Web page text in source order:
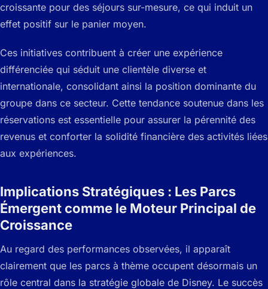
croissante pour des séjours sur-mesure, ce qui induit un
effet positif sur le panier moyen.
Ces initiatives contribuent à créer une expérience
différenciée qui séduit une clientèle diverse et
internationale, consolidant ainsi la position dominante du
groupe dans ce secteur. Cette tendance soutenue dans les
réservations est essentielle pour assurer la pérennité des
revenus et conforter la solidité financière des activités liées
aux expériences.
Implications Stratégiques : Les Parcs
Émergent comme le Moteur Principal de
Croissance
Au regard des performances observées, il apparaît
clairement que les parcs à thème occupent désormais un
rôle central dans la stratégie globale de Disney. Le succès